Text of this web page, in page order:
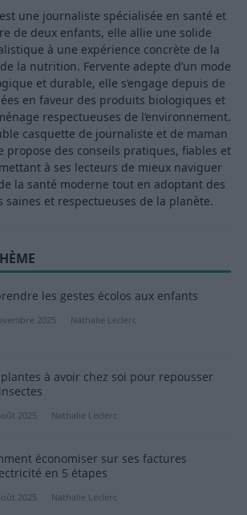
une journaliste spécialisée en santé et
de deux enfants, elle allie une solide
à une expérience concrète de la
la nutrition. Fervente adepte d’un mode
et durable, elle s’engage depuis de
en faveur des produits biologiques et
respectueuses de l’environnement.
casquette de journaliste et de maman
propose des conseils pratiques, fiables et
à ses lecteurs de mieux naviguer
la santé moderne tout en adoptant des
saines et respectueuses de la planète.
les gestes écolos aux enfants
2025 Nathalie Leclerc
plantes à avoir chez soi pour repousser
2025 Nathalie Leclerc
économiser sur ses factures
en 5 étapes
2025 Nathalie Leclerc